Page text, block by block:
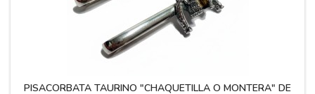
PISACORBATA TAURINO "CHAQUETILLA O MONTERA" DE